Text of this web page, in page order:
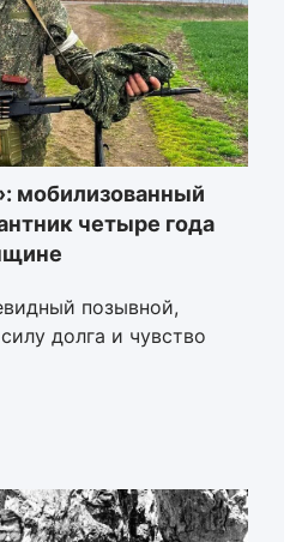
мобилизованный
четыре года
позывной,
долга и чувство